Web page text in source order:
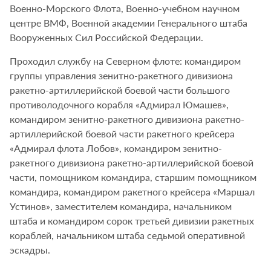
Военно-Морского Флота, Военно-учебном научном
центре ВМФ, Военной академии Генерального штаба
Вооруженных Сил Российской Федерации.
Проходил службу на Северном флоте: командиром
группы управления зенитно-ракетного дивизиона
ракетно-артиллерийской боевой части большого
противолодочного корабля «Адмирал Юмашев»,
командиром зенитно-ракетного дивизиона ракетно-
артиллерийской боевой части ракетного крейсера
«Адмирал флота Лобов», командиром зенитно-
ракетного дивизиона ракетно-артиллерийской боевой
части, помощником командира, старшим помощником
командира, командиром ракетного крейсера «Маршал
Устинов», заместителем командира, начальником
штаба и командиром сорок третьей дивизии ракетных
кораблей, начальником штаба седьмой оперативной
эскадры.